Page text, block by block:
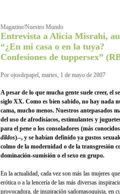
Magazine/Nuestro Mundo
Entrevista a Alicia Misrahi,
“¿En mi casa o en la tuya?
Confesiones de tuppersex”
Por ojosdepapel, martes, 1 de mayo de 2007
A pesar de lo que mucha gente suele creer, el
siglo XX. Como es bien sabido, no hay nada
cama, mucho menos. Nuestros antepasados
del uso de afrodisíacos, estimulantes y
para el pene o los consoladores (más
dildos)--, y se habían definido ya gustos
colmo de la modernidad o de la transgresión
dominación-sumisión o el sexo en grupo.
En la actualidad, cada vez son más las mujeres
erótica o a la lencería de las más diversas
provocadora, de inspiración sadomasoquista, en